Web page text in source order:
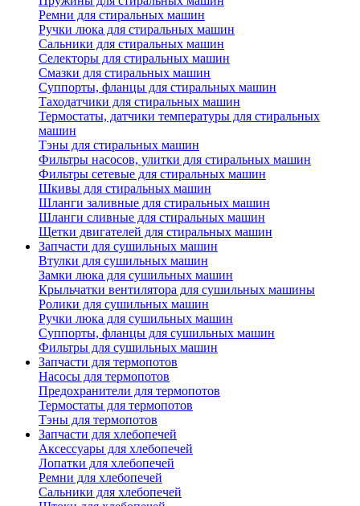
Ремни для стиральных машин
Ручки люка для стиральных машин
Сальники для стиральных машин
Селекторы для стиральных машин
Смазки для стиральных машин
Суппорты, фланцы для стиральных машин
Таходатчики для стиральных машин
Термостаты, датчики температуры для стиральных
машин
Тэны для стиральных машин
Фильтры насосов, улитки для стиральных машин
Фильтры сетевые для стиральных машин
Шкивы для стиральных машин
Шланги заливные для стиральных машин
Шланги сливные для стиральных машин
Щетки двигателей для стиральных машин
Запчасти для сушильных машин
Втулки для сушильных машин
Замки люка для сушильных машин
Крыльчатки вентилятора для сушильных машины
Ролики для сушильных машин
Ручки люка для сушильных машин
Суппорты, фланцы для сушильных машин
Фильтры для сушильных машин
Запчасти для термопотов
Насосы для термопотов
Предохранители для термопотов
Термостаты для термопотов
Тэны для термопотов
Запчасти для хлебопечей
Аксессуары для хлебопечей
Лопатки для хлебопечей
Ремни для хлебопечей
Сальники для хлебопечей